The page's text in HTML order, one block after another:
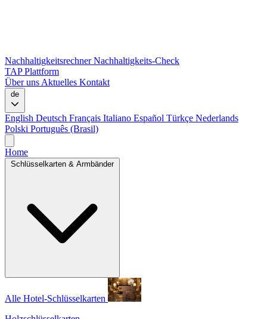
NachhaltigkeitsrechnerNachhaltigkeits-Check
TAP Plattform
Über uns Aktuelles Kontakt
de
English Deutsch Français Italiano Español Türkçe Nederlands
Polski Português (Brasil)
Home
Schlüsselkarten & Armbänder
Alle Hotel-Schlüsselkarten